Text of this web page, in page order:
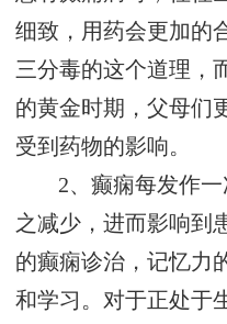
细致，用药会更加的
三分毒的这个道理，
的黄金时期，父母们
受到药物的影响。
2、癫痫每发作
之减少，进而影响到
的癫痫诊治，记忆力
和学习。对于正处于